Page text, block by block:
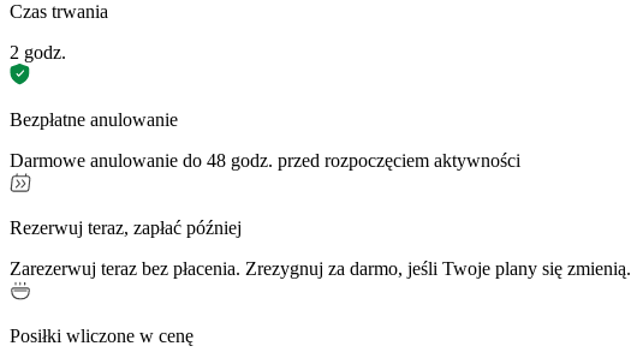
Czas trwania
2 godz.
Bezpłatne anulowanie
Darmowe anulowanie do 48 godz. przed rozpoczęciem aktywności
Rezerwuj teraz, zapłać później
Zarezerwuj teraz bez płacenia. Zrezygnuj za darmo, jeśli Twoje plany się zmienią.
Posiłki wliczone w cenę